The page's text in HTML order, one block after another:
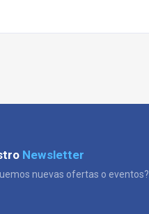
Newsletter
nuevas ofertas o eventos?